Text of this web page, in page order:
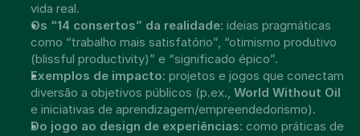
vida real.
Os “14 consertos” da realidade: ideias pragmáticas
como “trabalho mais satisfatório”, “otimismo produtivo
(blissful productivity)” e “significado épico”.
Exemplos de impacto: projetos e jogos que conectam
diversão a objetivos públicos (p.ex., World Without Oil
e iniciativas de aprendizagem/empreendedorismo).
Do jogo ao design de experiências: como práticas de